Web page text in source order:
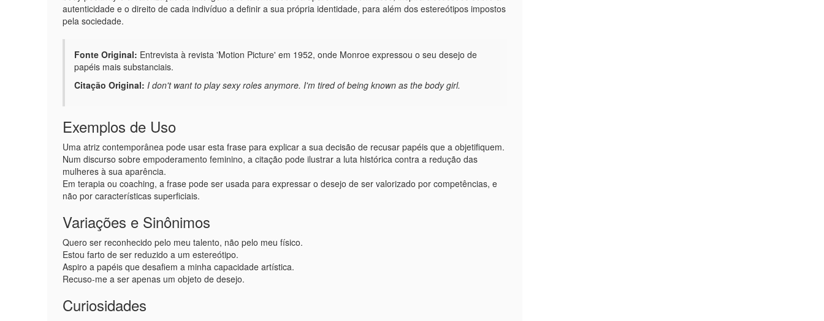
autenticidade e o direito de cada indivíduo a definir a sua própria identidade, para além dos estereótipos impostos
pela sociedade.
Fonte Original: Entrevista à revista 'Motion Picture' em 1952, onde Monroe expressou o seu desejo de
papéis mais substanciais.
Citação Original: I don't want to play sexy roles anymore. I'm tired of being known as the body girl.
Exemplos de Uso
Uma atriz contemporânea pode usar esta frase para explicar a sua decisão de recusar papéis que a objetifiquem.
Num discurso sobre empoderamento feminino, a citação pode ilustrar a luta histórica contra a redução das
mulheres à sua aparência.
Em terapia ou coaching, a frase pode ser usada para expressar o desejo de ser valorizado por competências, e
não por características superficiais.
Variações e Sinônimos
Quero ser reconhecido pelo meu talento, não pelo meu físico.
Estou farto de ser reduzido a um estereótipo.
Aspiro a papéis que desafiem a minha capacidade artística.
Recuso-me a ser apenas um objeto de desejo.
Curiosidades